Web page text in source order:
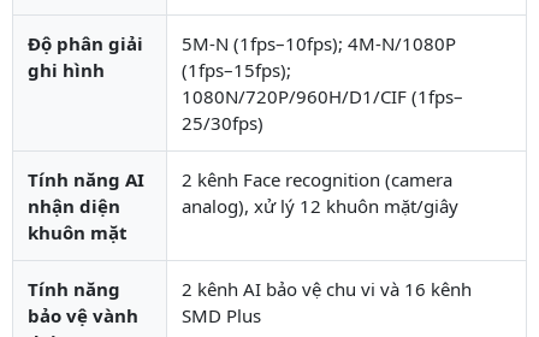
Độ phân giải
ghi hình
5M-N (1fps–10fps); 4M-N/1080P
(1fps–15fps);
1080N/720P/960H/D1/CIF (1fps–
25/30fps)
Tính năng AI
nhận diện
khuôn mặt
2 kênh Face recognition (camera
analog), xử lý 12 khuôn mặt/giây
Tính năng
bảo vệ vành
2 kênh AI bảo vệ chu vi và 16 kênh
SMD Plus